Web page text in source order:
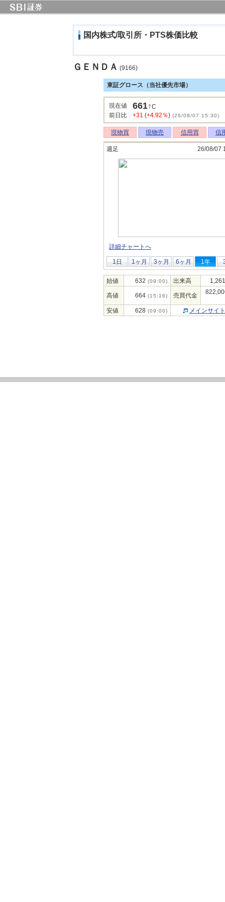
国内株式/取引所・PTS株価比較
ＧＥＮＤＡ (9166)
東証グロース（当社優先市場）
現在値 661↑C
前日比
+31 (+4.92％) (26/08/07 15:30)
現物買 現物売 信用買 信
週足 26/08/07
詳細チャートへ
1日 1ヶ月 3ヶ月 6ヶ月 1年
始値 632 (09:00) 出来高
高値 664 (15:16) 売買代金
安値 628 (09:00) メインサイ